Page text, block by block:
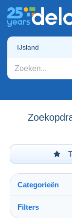
IJsland
Categorieën
Filters